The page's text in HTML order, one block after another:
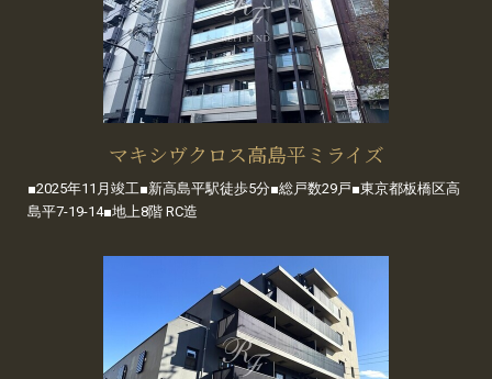
マキシヴクロス高島平ミライズ
■2025年11月竣工■新高島平駅徒歩5分■総戸数29戸■東京都板橋区高
島平7-19-14■地上8階 RC造